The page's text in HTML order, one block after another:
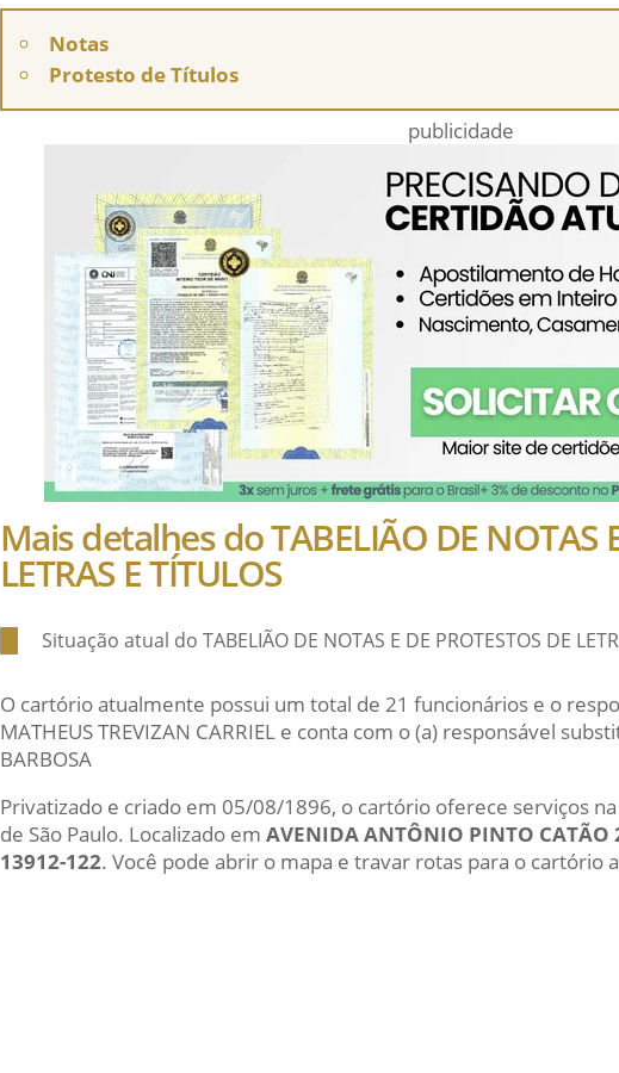
Notas
Protesto de Títulos
publicidade
Mais detalhes do TABELIÃO DE NOTAS
LETRAS E TÍTULOS
Situação atual do TABELIÃO DE NOTAS E DE PROTESTOS DE
O cartório atualmente possui um total de 21 funcionários e o
MATHEUS TREVIZAN CARRIEL e conta com o (a) responsável
BARBOSA
Privatizado e criado em 05/08/1896, o cartório oferece serviços
de São Paulo. Localizado em AVENIDA ANTÔNIO PINTO
13912-122. Você pode abrir o mapa e travar rotas para o cartório